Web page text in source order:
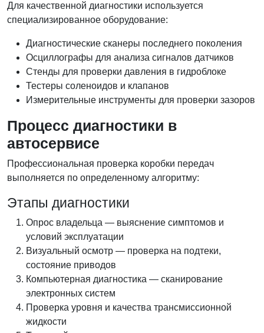
Для качественной диагностики используется
специализированное оборудование:
Диагностические сканеры последнего поколения
Осциллографы для анализа сигналов датчиков
Стенды для проверки давления в гидроблоке
Тестеры соленоидов и клапанов
Измерительные инструменты для проверки зазоров
Процесс диагностики в
автосервисе
Профессиональная проверка коробки передач
выполняется по определенному алгоритму:
Этапы диагностики
Опрос владельца — выяснение симптомов и
условий эксплуатации
Визуальный осмотр — проверка на подтеки,
состояние приводов
Компьютерная диагностика — сканирование
электронных систем
Проверка уровня и качества трансмиссионной
жидкости